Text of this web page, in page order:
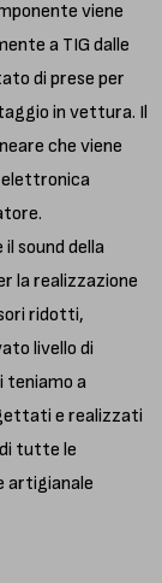
viene
a TIG dalle
di prese per
in vettura. Il
che viene
elettronica
sound della
la realizzazione
ridotti,
livello di
teniamo a
e realizzati
tutte le
artigianale